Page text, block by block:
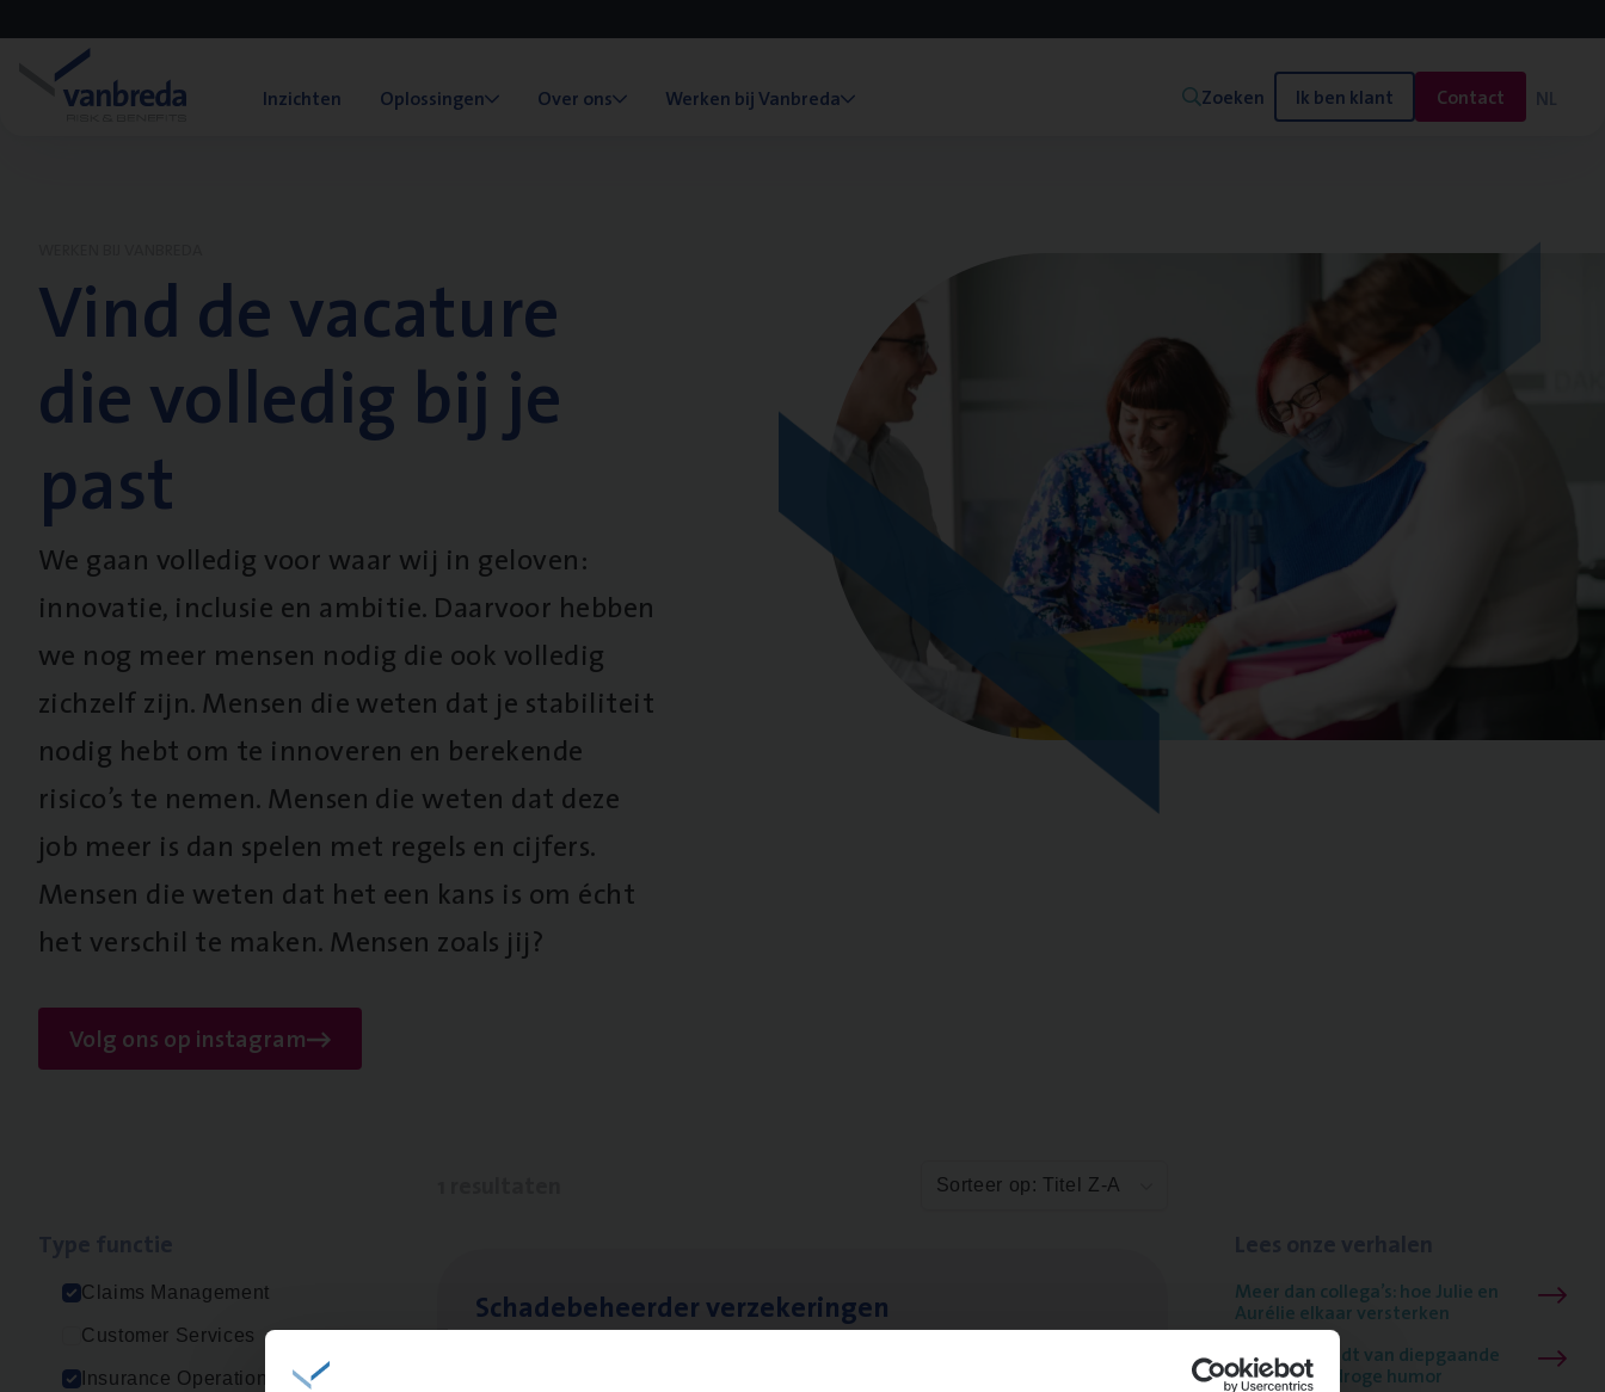
Inzichten Oplossingen Over ons Werken bij Vanbreda Zoeken Ik ben klant Contact NL
Vind de vacature
die volledig bij je
past
We gaan volledig voor waar wij in geloven:
innovatie, inclusie en ambitie. Daarvoor hebben
we nog meer mensen nodig die ook volledig
zichzelf zijn. Mensen die weten dat je stabiliteit
nodig hebt om te innoveren en berekende
risico’s te nemen. Mensen die weten dat deze
job meer is dan spelen met regels en cijfers.
Mensen die weten dat het een kans is om écht
het verschil te maken. Mensen zoals jij?
Volg ons op instagram
Claims Management
Customer Services
Insurance Operations
Sorteer op: Titel Z-A
Scha­de­be­heer­der verzekeringen Meer dan collega’s: hoe Julie en
Aurélie elkaar versterken
Mathias houdt van diepgaande
dossiers én droge humor